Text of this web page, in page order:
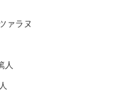
ァラヌ
人